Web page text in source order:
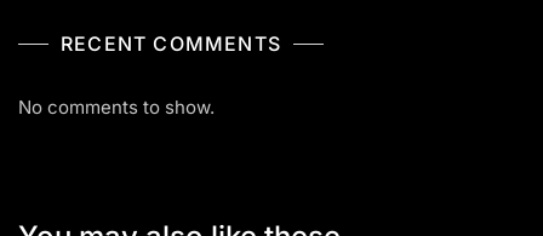
RECENT COMMENTS
No comments to show.